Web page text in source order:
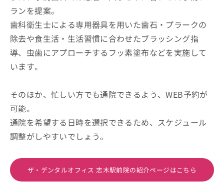
ランを提案。
歯科衛生士による専用器具を用いた歯石・プラークの
除去や食生活・生活習慣に合わせたブラッシング指
導、虫歯にアプローチするフッ素塗布などを実施して
います。
そのほか、忙しい方でも通院できるよう、WEB予約が
可能。
通院を希望する日時を選択できるため、スケジュール
調整がしやすいでしょう。
ザ・デンタルオフィス 志木駅前院の紹介ページはこちら